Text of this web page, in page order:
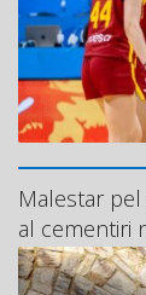
Malestar
al cementiri